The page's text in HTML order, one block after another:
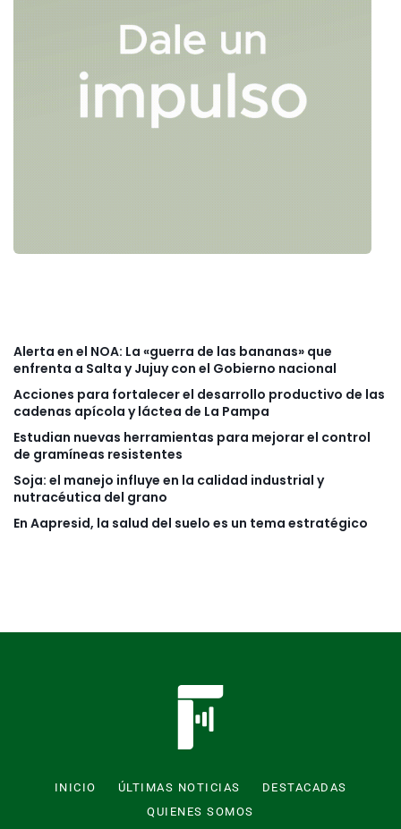
Alerta en el NOA: La «guerra de las bananas» que
enfrenta a Salta y Jujuy con el Gobierno nacional
Acciones para fortalecer el desarrollo productivo de las
cadenas apícola y láctea de La Pampa
Estudian nuevas herramientas para mejorar el control
de gramíneas resistentes
Soja: el manejo influye en la calidad industrial y
nutracéutica del grano
En Aapresid, la salud del suelo es un tema estratégico
INICIO ÚLTIMAS NOTICIAS
DESTACADAS
QUIENES SOMOS